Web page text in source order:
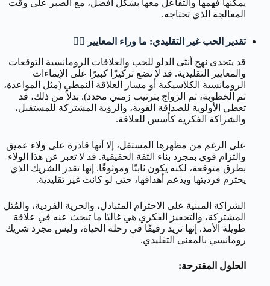
يمكنها فهمها والتفاعل معها بشكل أفضل، مع الصبر على وقت
المعالجة الذي تحتاجه.
تقدير الحب غير التقليدي: ما وراء المعايير ❤️‍🔥
قد يتحدى نهج أنثى الدلو للحب والعلاقات الرومانسية التوقعات
والمعايير التقليدية. قد لا تضع تركيزًا كبيرًا على الإيماءات
الرومانسية الكلاسيكية أو مسار العلاقة النمطي (مثل المواعدة،
ثم الخطوبة، ثم الزواج بترتيب زمني محدد). بدلاً من ذلك، قد
تعطي الأولوية للصداقة القوية، والرؤية المشتركة للمستقبل،
والشراكة الفكرية كأسس للعلاقة.
على الرغم من مظهرها المستقل، إلا أنها قادرة على ولاء عميق
والتزام قوي بمجرد بناء الثقة الحقيقية. قد لا تعبر عن هذا الولاء
بطرق متوقعة، لكنه يكون ثابتًا وموثوقًا. إنها تقدر الشريك الذي
يحترم فرديتها ويدعم أهدافها، حتى لو كانت غير تقليدية.
الشراكة المبنية على الاحترام المتبادل، والحرية الفردية، والمُثل
المشتركة، والتحفيز الفكري هي غالبًا ما تبحث عنه في علاقة
طويلة الأمد. إنها تريد رفيقًا في رحلة الحياة، وليس مجرد شريك
رومانسي بالمعنى التقليدي.
الحلول المقترحة: